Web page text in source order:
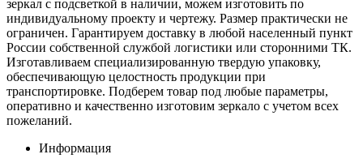
зеркал с подсветкой в наличии, можем изготовить по
индивидуальному проекту и чертежу. Размер практически не
ограничен. Гарантируем доставку в любой населенный пункт
России собственной службой логистики или сторонними ТК.
Изготавливаем специализированную твердую упаковку,
обеспечивающую целостность продукции при
транспортировке. Подберем товар под любые параметры,
оперативно и качественно изготовим зеркало с учетом всех
пожеланий.
Информация